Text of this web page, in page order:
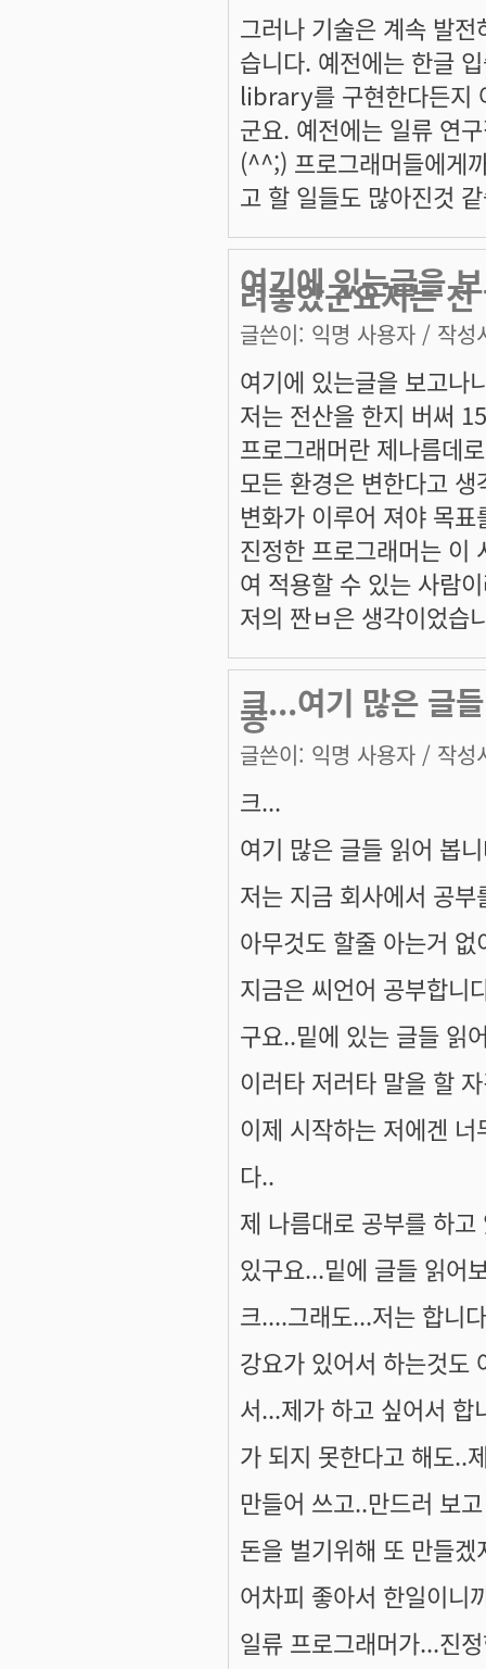
그러나 기술은 계속 발
습니다. 예전에는 한글
library를 구현한다든지
군요. 예전에는 일류 연
(^^;) 프로그래머들에게
고 할 일들도 많아진것
여기에 있는글을
려놓았군요저는 전
글쓴이: 익명 사용자 / 작성
여기에 있는글을 보고나
저는 전산을 한지 버써
프로그래머란 제나름데
모든 환경은 변한다고
변화가 이루어 져야 목
진정한 프로그래머는 이
여 적용할 수 있는 사람
저의 짠ㅂ은 생각이었습
크...여기 많은 글
공
글쓴이: 익명 사용자 / 작성
크...
여기 많은 글들 읽어 봅
저는 지금 회사에서 공
아무것도 할줄 아는거
지금은 씨언어 공부합니
구요..밑에 있는 글들 읽
이러타 저러타 말을 할
이제 시작하는 저에겐
다..
제 나름대로 공부를 하
있구요...밑에 글들 읽어
크....그래도...저는 합니
강요가 있어서 하는것도
서...제가 하고 싶어서 합
가 되지 못한다고 해도..
만들어 쓰고..만드러 보
돈을 벌기위해 또 만들
어차피 좋아서 한일이니
일류 프로그래머가...진